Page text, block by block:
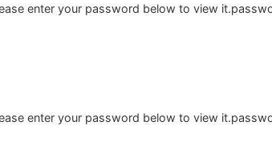
enter your password below to view
enter your password below to view